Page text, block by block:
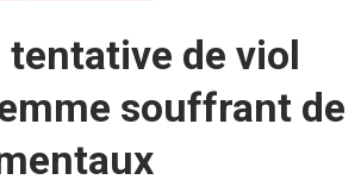
tentative de viol
souffrant de